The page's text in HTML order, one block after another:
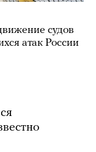
судов
атак России